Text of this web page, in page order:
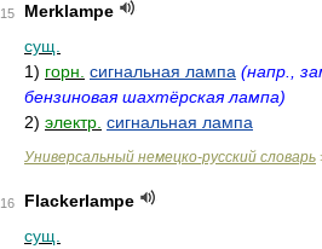
15
Merklampe
сущ.
1) горн. сигнальная лампа (напр.,
бензиновая шахтёрская лампа)
2) электр. сигнальная лампа
Универсальный немецко-русский словарь
16
Flackerlampe
сущ.